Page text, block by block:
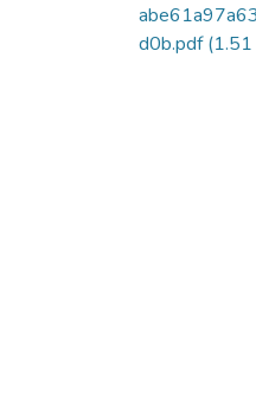
d0b.pdf(1.51